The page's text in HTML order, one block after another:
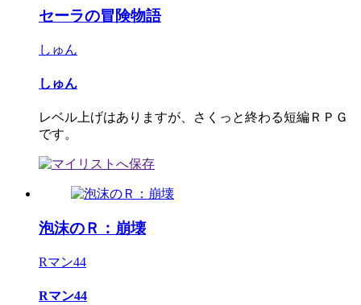
セーラの冒険物語
しゅん
しゅん
レベル上げはありますが、さくっと終わる短編ＲＰＧ
です。
泡沫のＲ：崩壊
Rマン44
Rマン44